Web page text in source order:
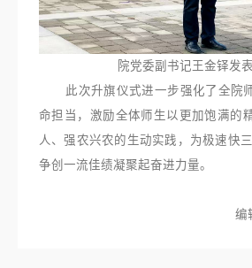
院党委副书记王金铎发
此次升旗仪式进一步强化了全院
命担当，激励全体师生以更加饱满的
人、强农兴农的生动实践，为极速快
争创一流佳绩凝聚起奋进力量。
编